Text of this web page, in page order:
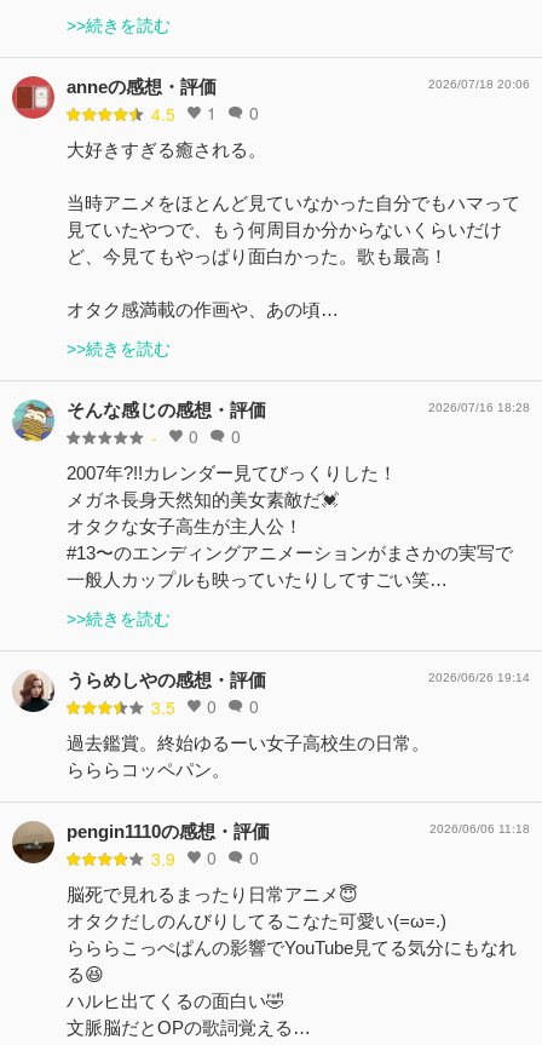
>>続きを読む
anneの感想・評価
4.5 1 0
2026/07/18 20:06
大好きすぎる癒される。
当時アニメをほとんど見ていなかった自分でもハマって
見ていたやつで、もう何周目か分からないくらいだけ
ど、今見てもやっぱり面白かった。歌も最高！
オタク感満載の作画や、あの頃…
>>続きを読む
そんな感じの感想・評価
- 0 0
2026/07/16 18:28
2007年?!!カレンダー見てびっくりした！
メガネ長身天然知的美女素敵だ💓
オタクな女子高生が主人公！
#13〜のエンディングアニメーションがまさかの実写で
一般人カップルも映っていたりしてすごい笑…
>>続きを読む
うらめしやの感想・評価
3.5 0 0
2026/06/26 19:14
過去鑑賞。終始ゆるーい女子高校生の日常。
らららコッペパン。
pengin1110の感想・評価
3.9 0 0
2026/06/06 11:18
脳死で見れるまったり日常アニメ😇
オタクだしのんびりしてるこなた可愛い(=ω=.)
らららこっぺぱんの影響でYouTube見てる気分にもなれ
る😆
ハルヒ出てくるの面白い🤣
文脈脳だとOPの歌詞覚える…